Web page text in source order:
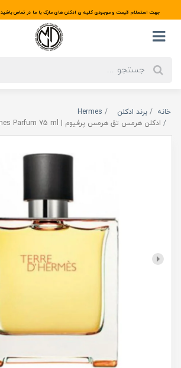
جهت استعلام قیمت و موجودی کلیه ی ادکلن های مارک با ما در تماس باشید
خانه برند ادکلن
Hermes
ادکلن هرمس تق هرمس پرفیوم | Hermes Terre d’Hermes Parfum 75 ml